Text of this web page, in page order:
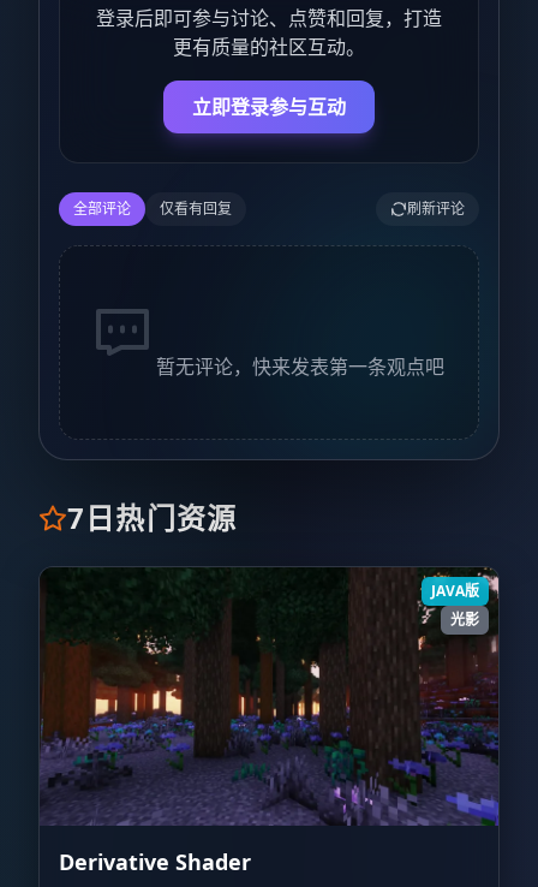
登录后即可参与讨论、点赞和回复，打造
更有质量的社区互动。
立即登录参与互动
全部评论 仅看有回复 刷新评论
暂无评论，快来发表第一条观点吧
7日热门资源
JAVA版
光影
Derivative Shader